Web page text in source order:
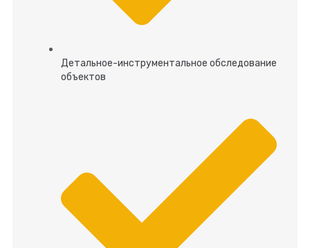
Детальное-инструментальное обследование
объектов